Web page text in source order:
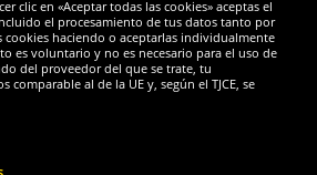
clic en «Aceptar todas las cookies» aceptas el
el procesamiento de tus datos tanto por
cookies haciendo o aceptarlas individualmente
es voluntario y no es necesario para el uso de
del proveedor del que se trate, tu
al de la UE y, según el TJCE, se